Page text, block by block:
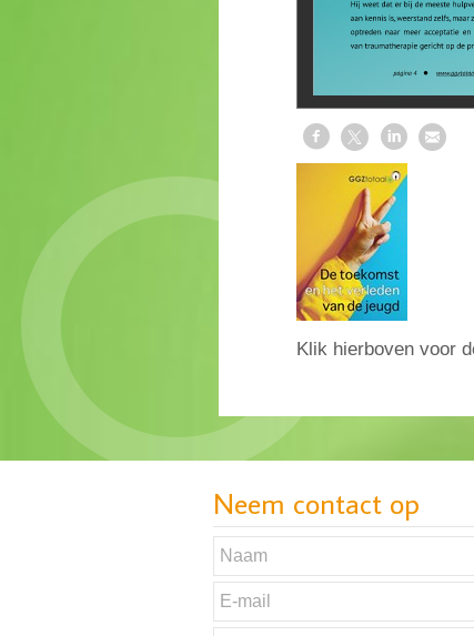
Klik hierboven voor
Neem contact op